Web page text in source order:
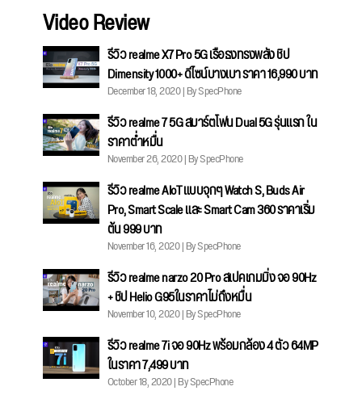
Video Review
รีวิว realme X7 Pro 5G เรือธงทรงพลัง ชิป
Dimensity 1000+ ดีไซน์บางเบา ราคา 16,990 บาท
December 18, 2020 | By SpecPhone
รีวิว realme 7 5G สมาร์ตโฟน Dual 5G รุ่นแรก ใน
ราคาต่ำหมื่น
November 26, 2020 | By SpecPhone
รีวิว realme AIoT แบบจุกๆ Watch S, Buds Air
Pro, Smart Scale และ Smart Cam 360 ราคาเริ่ม
ต้น 999 บาท
November 16, 2020 | By SpecPhone
รีวิว realme narzo 20 Pro สเปคเกมมิ่ง จอ 90Hz
+ ชิป Helio G95ในราคาไม่ถึงหมื่น
November 10, 2020 | By SpecPhone
รีวิว realme 7i จอ 90Hz พร้อมกล้อง 4 ตัว 64MP
ในราคา 7,499 บาท
October 18, 2020 | By SpecPhone